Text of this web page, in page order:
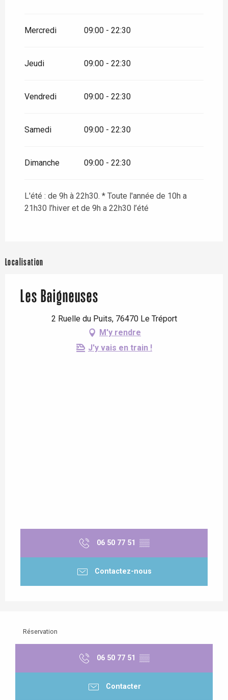
Mercredi 09:00 - 22:30
Jeudi 09:00 - 22:30
Vendredi 09:00 - 22:30
Samedi 09:00 - 22:30
Dimanche 09:00 - 22:30
L'été : de 9h à 22h30. * Toute l'année de 10h a
21h30 l’hiver et de 9h a 22h30 l’été
Localisation
Les Baigneuses
2 Ruelle du Puits, 76470 Le Tréport
M'y rendre
J'y vais en train !
06 50 77 51 ▒▒
Contactez-nous
Réservation
06 50 77 51 ▒▒
Contacter